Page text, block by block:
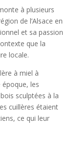
à plusieurs
de l’Alsace en
et sa passion
que la
locale.
à miel à
les
sculptées à la
cuillères étaient
ce qui leur